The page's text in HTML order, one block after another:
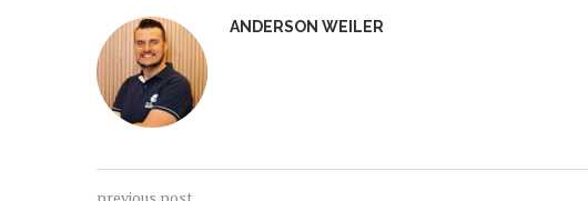
ANDERSON WEILER